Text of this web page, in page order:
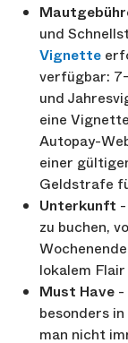
und
Vignette
verfügbar:
und
eine
Autopay-
einer
Geldstrafe
Unterkunft
zu buchen,
lokalem
Must Have -
besonders
man nicht